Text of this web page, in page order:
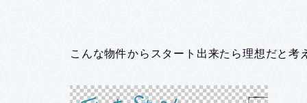
こんな物件からスタート出来たら理想だと考